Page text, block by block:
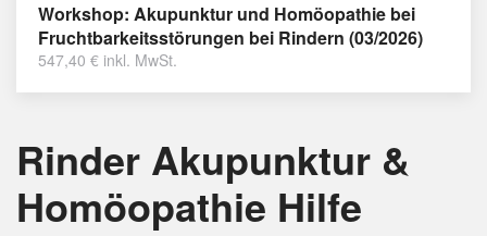
Workshop: Akupunktur und Homöopathie bei
Fruchtbarkeitsstörungen bei Rindern (03/2026)
547,40 € inkl. MwSt.
Rinder Akupunktur &
Homöopathie Hilfe